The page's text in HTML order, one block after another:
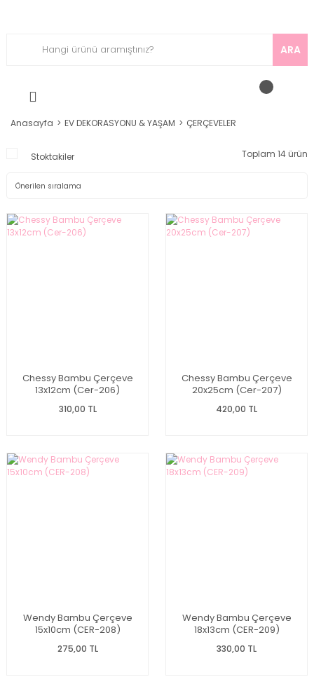
ARA
Anasayfa EV DEKORASYONU & YAŞAM ÇERÇEVELER
Stoktakiler Toplam 14 ürün
Chessy Bambu Çerçeve
13x12cm (Cer-206)
310,00 TL
Chessy Bambu Çerçeve
20x25cm (Cer-207)
420,00 TL
Wendy Bambu Çerçeve
15x10cm (CER-208)
275,00 TL
Wendy Bambu Çerçeve
18x13cm (CER-209)
330,00 TL